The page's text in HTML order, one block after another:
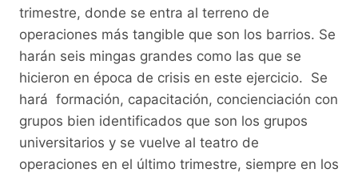
trimestre, donde se entra al terreno de
operaciones más tangible que son los barrios. Se
harán seis mingas grandes como las que se
hicieron en época de crisis en este ejercicio. Se
hará formación, capacitación, concienciación con
grupos bien identificados que son los grupos
universitarios y se vuelve al teatro de
operaciones en el último trimestre, siempre en los